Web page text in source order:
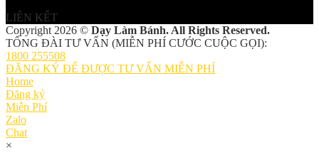
LIÊN KẾT
Copyright 2026 © Dạy Làm Bánh. All Rights Reserved.
TỔNG ĐÀI TƯ VẤN (MIỄN PHÍ CƯỚC CUỘC GỌI):
1800 255508
ĐĂNG KÝ ĐỂ ĐƯỢC TƯ VẤN MIỄN PHÍ
Home
Đăng ký
Miễn Phí
Zalo
Chat
×